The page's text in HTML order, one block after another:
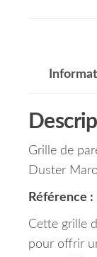
Grille de
Duster
Référence
Cette grille
pour offrir